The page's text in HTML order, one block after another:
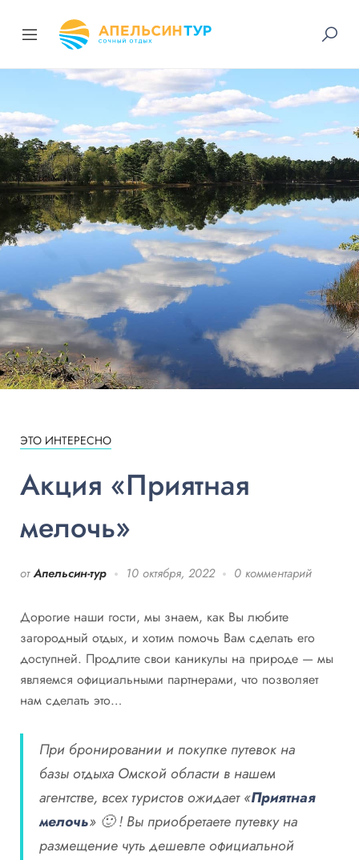
ЭТО ИНТЕРЕСНО
Акция «Приятная
мелочь»
от Апельсин-тур 10 октября, 2022 0 комментарий
Дорогие наши гости, мы знаем, как Вы любите
загородный отдых, и хотим помочь Вам сделать его
доступней. Продлите свои каникулы на природе — мы
являемся официальными партнерами, что позволяет
нам сделать это…
При бронировании и покупке путевок на
базы отдыха Омской области в нашем
агентстве, всех туристов ожидает «Приятная
мелочь» 🙂 ! Вы приобретаете путевку на
размещение чуть дешевле официальной